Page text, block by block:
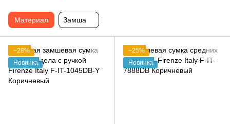
Материал Замша
−28%
Новинка
−25%
Новинка